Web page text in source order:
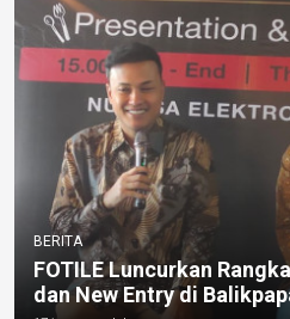
BERITA
FOTILE Luncurkan
dan New Entry di